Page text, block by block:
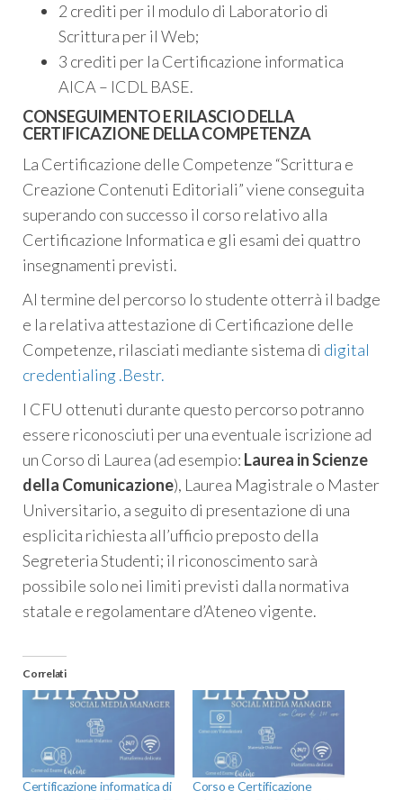
2 crediti per il modulo di Laboratorio di
Scrittura per il Web;
3 crediti per la Certificazione informatica
AICA – ICDL BASE.
CONSEGUIMENTO E RILASCIO DELLA
CERTIFICAZIONE DELLA COMPETENZA
La Certificazione delle Competenze “Scrittura e
Creazione Contenuti Editoriali” viene conseguita
superando con successo il corso relativo alla
Certificazione Informatica e gli esami dei quattro
insegnamenti previsti.
Al termine del percorso lo studente otterrà il badge
e la relativa attestazione di Certificazione delle
Competenze, rilasciati mediante sistema di digital
credentialing .Bestr.
I CFU ottenuti durante questo percorso potranno
essere riconosciuti per una eventuale iscrizione ad
un Corso di Laurea (ad esempio: Laurea in Scienze
della Comunicazione), Laurea Magistrale o Master
Universitario, a seguito di presentazione di una
esplicita richiesta all’ufficio preposto della
Segreteria Studenti; il riconoscimento sarà
possibile solo nei limiti previsti dalla normativa
statale e regolamentare d’Ateneo vigente.
Correlati
Certificazione informatica di
Corso e Certificazione